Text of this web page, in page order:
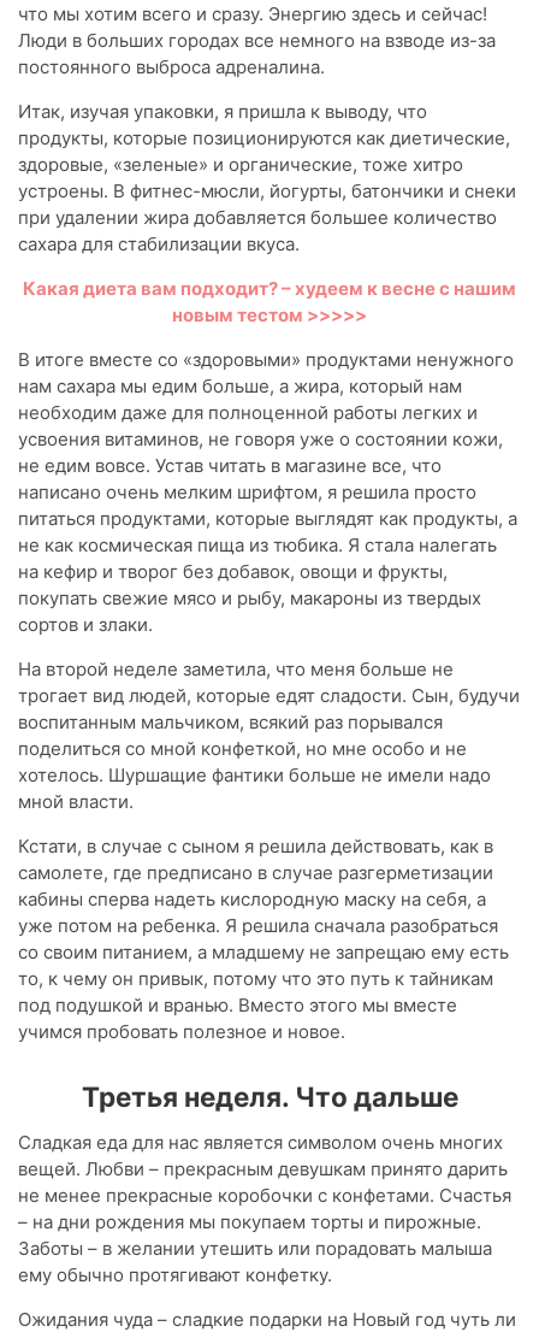
что мы хотим всего и сразу. Энергию здесь и сейчас!
Люди в больших городах все немного на взводе из-за
постоянного выброса адреналина.
Итак, изучая упаковки, я пришла к выводу, что
продукты, которые позиционируются как диетические,
здоровые, «зеленые» и органические, тоже хитро
устроены. В фитнес-мюсли, йогурты, батончики и снеки
при удалении жира добавляется большее количество
сахара для стабилизации вкуса.
Какая диета вам подходит? – худеем к весне с нашим
новым тестом >>>>>
В итоге вместе со «здоровыми» продуктами ненужного
нам сахара мы едим больше, а жира, который нам
необходим даже для полноценной работы легких и
усвоения витаминов, не говоря уже о состоянии кожи,
не едим вовсе. Устав читать в магазине все, что
написано очень мелким шрифтом, я решила просто
питаться продуктами, которые выглядят как продукты, а
не как космическая пища из тюбика. Я стала налегать
на кефир и творог без добавок, овощи и фрукты,
покупать свежие мясо и рыбу, макароны из твердых
сортов и злаки.
На второй неделе заметила, что меня больше не
трогает вид людей, которые едят сладости. Сын, будучи
воспитанным мальчиком, всякий раз порывался
поделиться со мной конфеткой, но мне особо и не
хотелось. Шуршащие фантики больше не имели надо
мной власти.
Кстати, в случае с сыном я решила действовать, как в
самолете, где предписано в случае разгерметизации
кабины сперва надеть кислородную маску на себя, а
уже потом на ребенка. Я решила сначала разобраться
со своим питанием, а младшему не запрещаю ему есть
то, к чему он привык, потому что это путь к тайникам
под подушкой и вранью. Вместо этого мы вместе
учимся пробовать полезное и новое.
Третья неделя. Что дальше
Сладкая еда для нас является символом очень многих
вещей. Любви – прекрасным девушкам принято дарить
не менее прекрасные коробочки с конфетами. Счастья
– на дни рождения мы покупаем торты и пирожные.
Заботы – в желании утешить или порадовать малыша
ему обычно протягивают конфетку.
Ожидания чуда – сладкие подарки на Новый год чуть ли